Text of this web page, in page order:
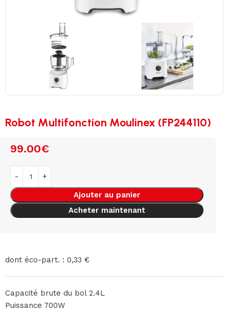
Robot Multifonction Moulinex (FP244110)
99.00€
Ajouter au panier
Acheter maintenant
dont éco-part. : 0,33 €
Capacité brute du bol 2.4L
Puissance 700W